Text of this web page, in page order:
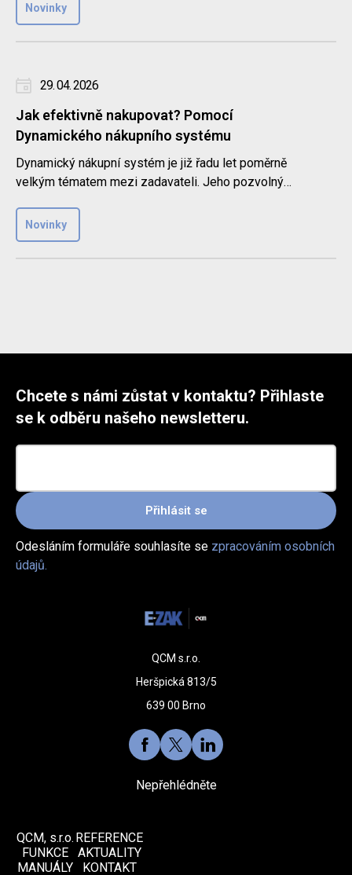
Novinky
29. 04. 2026
Jak efektivně nakupovat? Pomocí
Dynamického nákupního systému
Dynamický nákupní systém je již řadu let poměrně
velkým tématem mezi zadavateli. Jeho pozvolný
Novinky
Chcete s námi zůstat v kontaktu? Přihlaste
se k odběru našeho newsletteru.
Přihlásit se
Odesláním formuláře souhlasíte se zpracováním osobních
údajů.
QCM s.r.o.
Heršpická 813/5
639 00 Brno
Nepřehlédněte
QCM, s.r.o.
FUNKCE
MANUÁLY
REFERENCE
AKTUALITY
KONTAKT